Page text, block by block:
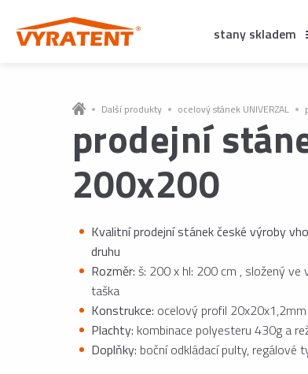
Další produkty ocelový stánek UNIVERZAL
prodejní
200x200
Kvalitní prodejní stánek české výroby
druhu
Rozměr: š: 200 x hl: 200 cm , složený
taška
Konstrukce: ocelový profil 20x20x1,2mm
Plachty: kombinace polyesteru 430g a
Doplňky: boční odkládací pulty, regálové
stany skladem